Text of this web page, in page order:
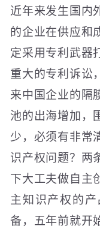
近年来发生国内
的企业在供应和
定采用专利武器
重大的专利诉讼
来中国企业的隔
池的出海增加，
少，必须有非常
识产权问题？两
下大工夫做自主
主知识产权的
备，五年前就开